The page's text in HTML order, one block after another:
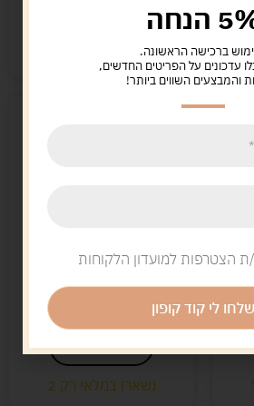
קסם המבוך
הוספה לסל
נשארו במלאי רק 2
הנחה
ברכישה הראשונה.
עדכונים על הפריטים החדשים,
והמבצעים השווים ביותר!
הצטרפות למועדון הלקוחות
שלחו לי קוד קופון